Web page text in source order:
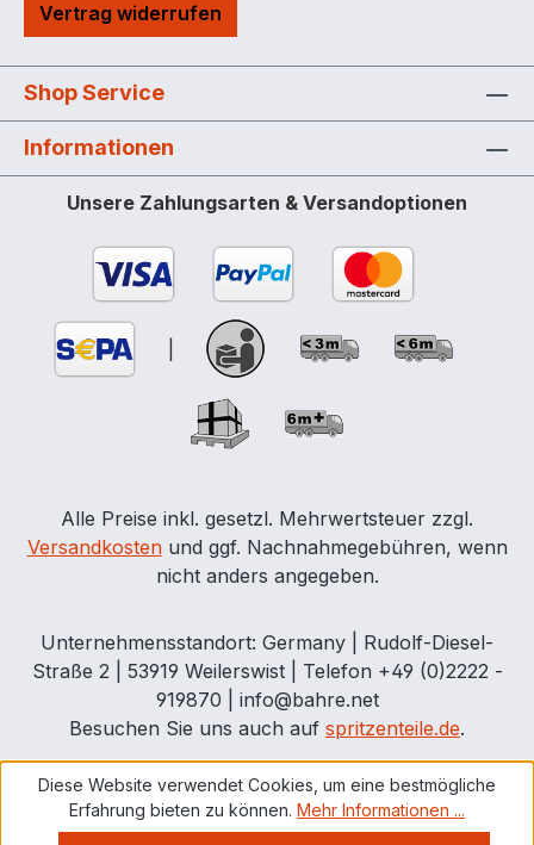
Vertrag widerrufen
Shop Service
Informationen
Unsere Zahlungsarten & Versandoptionen
Alle Preise inkl. gesetzl. Mehrwertsteuer zzgl.
Versandkostenund ggf. Nachnahmegebühren, wenn
nicht anders angegeben.
Unternehmensstandort: Germany | Rudolf-Diesel-
Straße 2 | 53919 Weilerswist | Telefon +49 (0)2222 -
919870 | info@bahre.net
Besuchen Sie uns auch auf spritzenteile.de.
Diese Website verwendet Cookies, um eine bestmögliche
Erfahrung bieten zu können. Mehr Informationen ...